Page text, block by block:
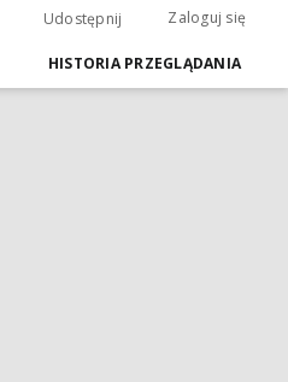
Udostępnij Zaloguj się
HISTORIA PRZEGLĄDANIA